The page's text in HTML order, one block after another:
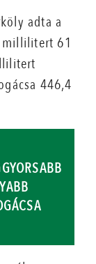
adta a
millilitert 61
446,4